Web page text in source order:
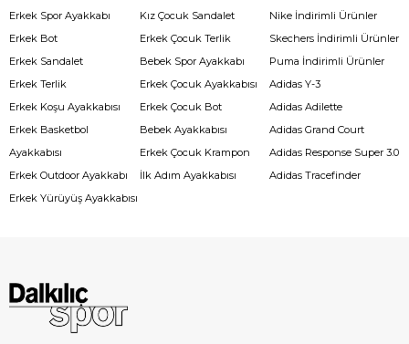
Erkek Spor Ayakkabı
Erkek Bot
Erkek Sandalet
Erkek Terlik
Erkek Koşu Ayakkabısı
Erkek Basketbol
Ayakkabısı
Erkek Outdoor Ayakkabı
Erkek Yürüyüş Ayakkabısı
Kız Çocuk Sandalet
Erkek Çocuk Terlik
Bebek Spor Ayakkabı
Erkek Çocuk Ayakkabısı
Erkek Çocuk Bot
Bebek Ayakkabısı
Erkek Çocuk Krampon
İlk Adım Ayakkabısı
Nike İndirimli Ürünler
Skechers İndirimli Ürünler
Puma İndirimli Ürünler
Adidas Y-3
Adidas Adilette
Adidas Grand Court
Adidas Response Super 3.0
Adidas Tracefinder